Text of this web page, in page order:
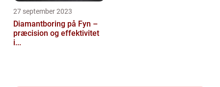
27 september 2023
Diamantboring på Fyn –
præcision og effektivitet
i...